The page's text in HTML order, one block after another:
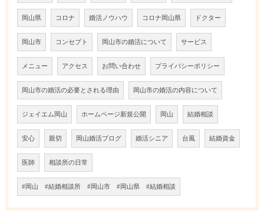
岡山県 コロナ 婚活ノウハウ コロナ岡山県 ドクター
岡山市 コンセプト 岡山市の婚活について サービス
メニュー アクセス お問い合わせ プライバシーポリシー
岡山市の婚活の必要とされる理由 岡山市の婚活の内容について
ジェイエム岡山 ホームページ新規公開 岡山 結婚相談
安心 親切 岡山婚活ブログ 婚活シニア 台風 結婚資金
医師 相談所の日常
#岡山 #結婚相談所 #岡山市 #岡山県 #結婚相談